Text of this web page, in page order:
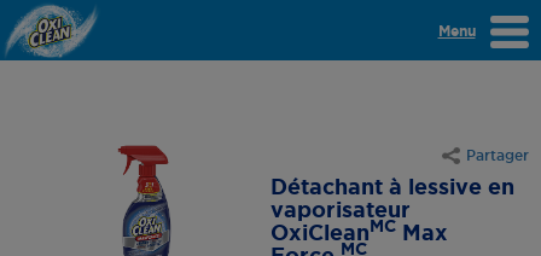
Menu
Partager
Détachant à lessive en
vaporisateur
OxiCleanMC Max
MC